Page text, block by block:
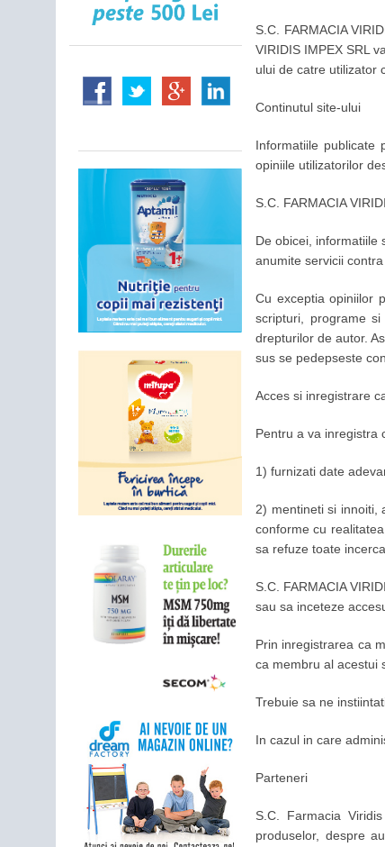
S.C. FARMACIA
VIRIDIS IMPEX SRL
ului de catre utilizator
Continutul site-ului
Informatiile publicate
opiniile utilizatorilor
S.C. FARMACIA
De obicei, informatiile
anumite servicii
Cu exceptia opiniilor
scripturi, programe
drepturilor de autor.
sus se pedepseste
Acces si inregistrare
Pentru a va inregistra
1) furnizati date
2) mentineti si innoiti,
conforme cu
sa refuze toate
S.C. FARMACIA
sau sa inceteze
Prin inregistrarea ca
ca membru al acestui
Trebuie sa ne
In cazul in care
Parteneri
S.C. Farmacia
produselor, despre